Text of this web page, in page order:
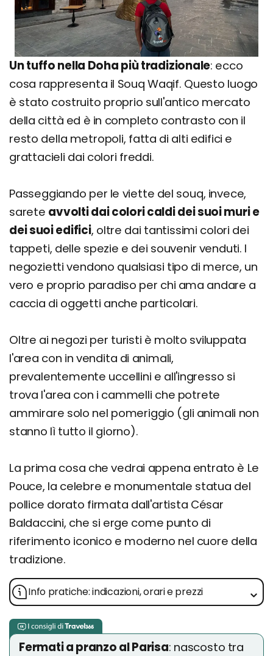
Un tuffo nella Doha più tradizionale: ecco
cosa rappresenta il Souq Waqif. Questo luogo
è stato costruito proprio sull'antico mercato
della città ed è in completo contrasto con il
resto della metropoli, fatta di alti edifici e
grattacieli dai colori freddi.
Passeggiando per le viette del souq, invece,
sarete avvolti dai colori caldi dei suoi muri e
dei suoi edifici, oltre dai tantissimi colori dei
tappeti, delle spezie e dei souvenir venduti. I
negozietti vendono qualsiasi tipo di merce, un
vero e proprio paradiso per chi ama andare a
caccia di oggetti anche particolari.
Oltre ai negozi per turisti è molto sviluppata
l'area con in vendita di animali,
prevalentemente uccellini e all'ingresso si
trova l'area con i cammelli che potrete
ammirare solo nel pomeriggio (gli animali non
stanno lì tutto il giorno).
La prima cosa che vedrai appena entrato è Le
Pouce, la celebre e monumentale statua del
pollice dorato firmata dall'artista César
Baldaccini, che si erge come punto di
riferimento iconico e moderno nel cuore della
tradizione.
Info pratiche: indicazioni, orari e prezzi
Fermati a pranzo al Parisa: nascosto tra